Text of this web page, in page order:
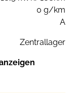
0 g/km
A
Zentrallager